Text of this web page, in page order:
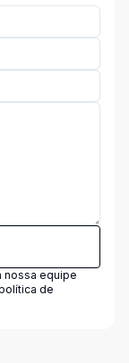
nossa equipe
de